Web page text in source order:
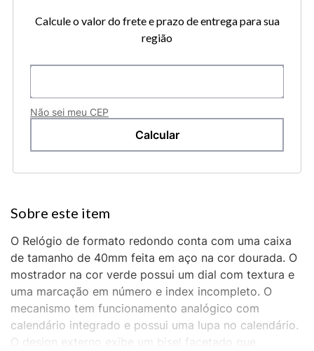
Calcule o valor do frete e prazo de entrega para sua
região
Não sei meu CEP
O Relógio de formato redondo conta com uma caixa
de tamanho de 40mm feita em aço na cor dourada. O
mostrador na cor verde possui um dial com textura e
uma marcação em número e index incompleto. O
mecanismo tem funcionamento analógico com
calendário integrado e possui uma lupa no calendário.
O design externo exibe um bisel facetado que